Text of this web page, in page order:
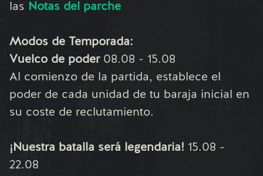
las Notas del parche
Modos de Temporada:
Vuelco de poder 08.08 - 15.08
Al comienzo de la partida, establece el
poder de cada unidad de tu baraja inicial en
su coste de reclutamiento.
¡Nuestra batalla será legendaria! 15.08 -
22.08